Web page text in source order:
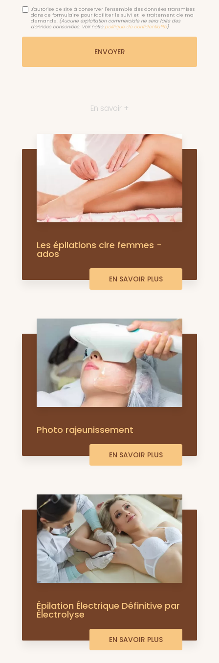
J'autorise ce site à conserver l'ensemble des données transmises
dans ce formulaire pour faciliter le suivi et le traitement de ma
demande. (Aucune exploitation commerciale ne sera faite des
données conservées. Voir notre politique de confidentialité)
En savoir +
Les épilations cire femmes -
ados
EN SAVOIR PLUS
Photo rajeunissement
EN SAVOIR PLUS
Épilation Électrique Définitive par
Électrolyse
EN SAVOIR PLUS